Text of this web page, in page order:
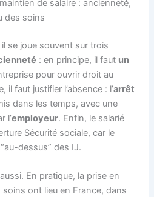
de salaire : ancienneté,
des soins
se joue souvent sur trois
: en principe, il faut un
pour ouvrir droit au
il faut justifier l’absence : l’arrêt
dans les temps, avec une
l’employeur. Enfin, le salarié
Sécurité sociale, car le
dessus” des IJ.
En pratique, la prise en
ont lieu en France, dans